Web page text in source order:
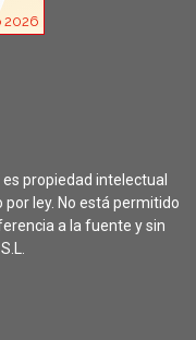
propiedad intelectual
por ley. No está permitido
a la fuente y sin